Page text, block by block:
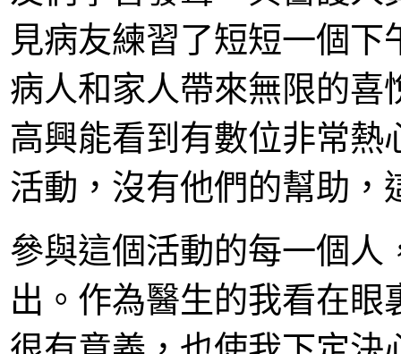
見病友練習了短短一個
病人和家人帶來無限的
高興能看到有數位非常熱
活動，沒有他們的幫助，
參與這個活動的每一個人
出。作為醫生的我看在